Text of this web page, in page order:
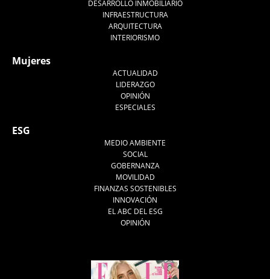
DESARROLLO INMOBILIARIO
INFRAESTRUCTURA
ARQUITECTURA
INTERIORISMO
Mujeres
ACTUALIDAD
LIDERAZGO
OPINIÓN
ESPECIALES
ESG
MEDIO AMBIENTE
SOCIAL
GOBERNANZA
MOVILIDAD
FINANZAS SOSTENIBLES
INNOVACIÓN
EL ABC DEL ESG
OPINIÓN